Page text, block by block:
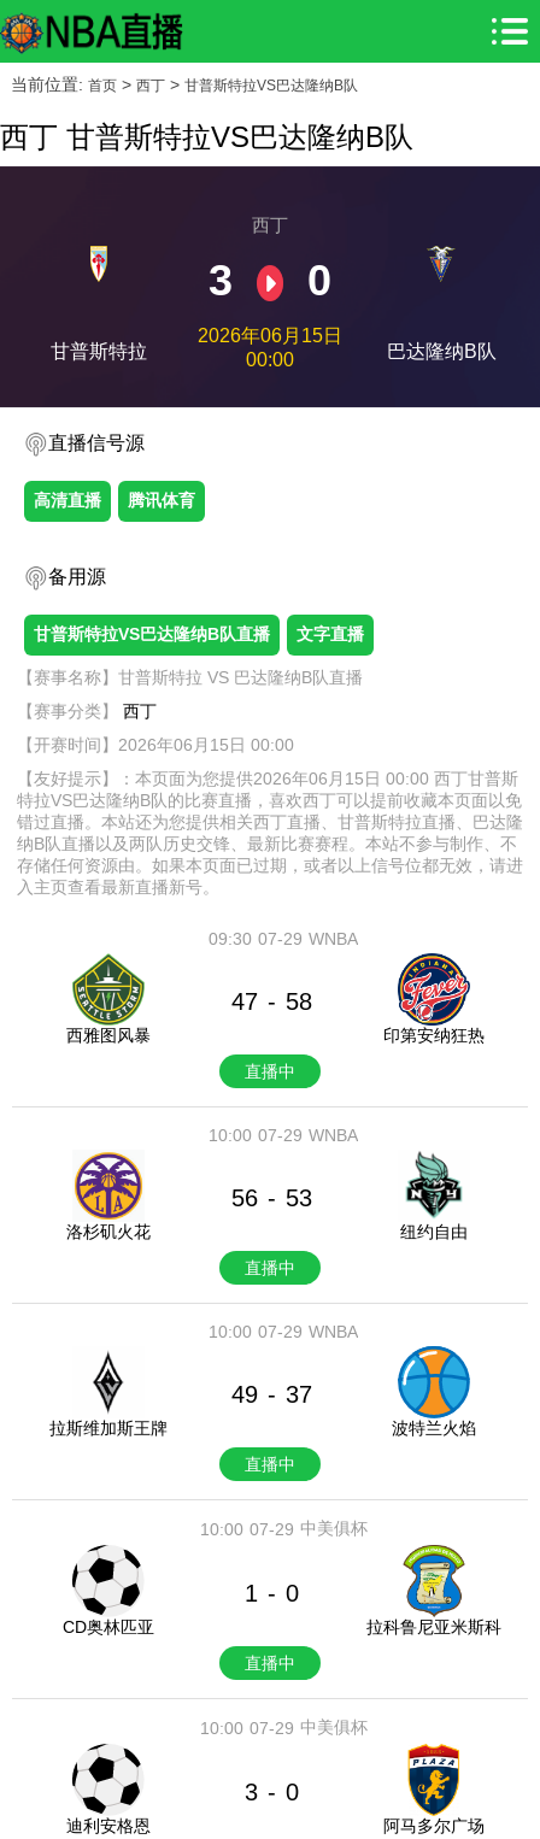
当前位置: 首页> 西丁> 甘普斯特拉VS巴达隆纳B队
西丁 甘普斯特拉VS巴达隆纳B队
甘普斯特拉
西丁
3 0
2026年06月15日
00:00
巴达隆纳B队
直播信号源
高清直播 腾讯体育
备用源
甘普斯特拉VS巴达隆纳B队直播 文字直播
【赛事名称】甘普斯特拉 VS 巴达隆纳B队直播
【赛事分类】 西丁
【开赛时间】2026年06月15日 00:00
【友好提示】：本页面为您提供2026年06月15日 00:00 西丁甘普斯
特拉VS巴达隆纳B队的比赛直播，喜欢西丁可以提前收藏本页面以免
错过直播。本站还为您提供相关西丁直播、甘普斯特拉直播、巴达隆
纳B队直播以及两队历史交锋、最新比赛赛程。本站不参与制作、不
存储任何资源由。如果本页面已过期，或者以上信号位都无效，请进
入主页查看最新直播新号。
07-29
09:30 WNBA
西雅图风暴
47 - 58
印第安纳狂热
直播中
07-29
10:00 WNBA
洛杉矶火花
56 - 53
纽约自由
直播中
07-29
10:00 WNBA
拉斯维加斯王牌
49 - 37
波特兰火焰
直播中
07-29
10:00 中美俱杯
CD奥林匹亚
1 - 0
拉科鲁尼亚米斯科
直播中
07-29
10:00 中美俱杯
迪利安格恩
3 - 0
阿马多尔广场